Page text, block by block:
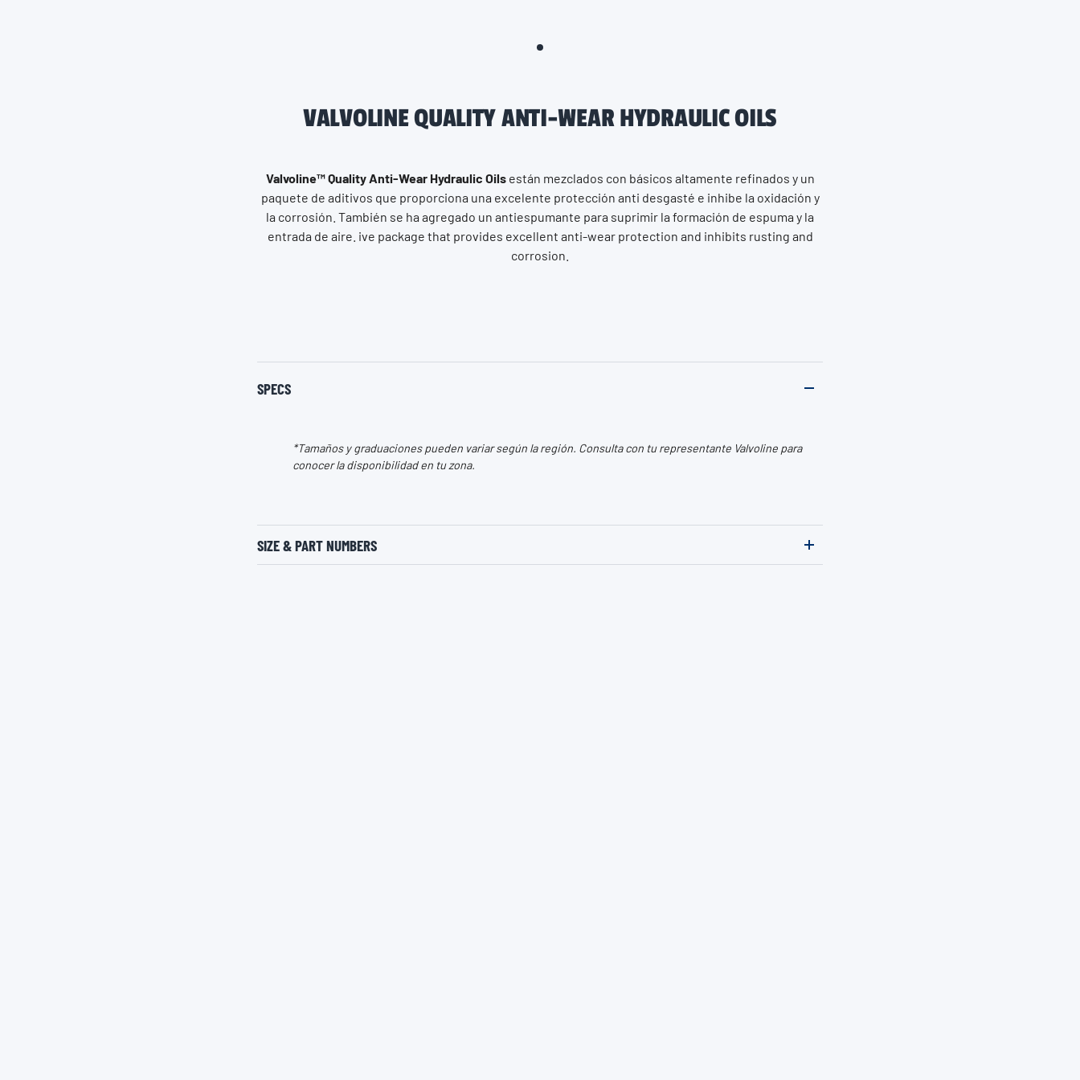
VALVOLINE QUALITY ANTI-WEAR HYDRAULIC OILS
Valvoline™ Quality Anti-Wear Hydraulic Oilsestán mezclados con básicos altamente refinados y un
paquete de aditivos que proporciona una excelente protección anti desgasté e inhibe la oxidación y
la corrosión. También se ha agregado un antiespumante para suprimir la formación de espuma y la
entrada de aire. ive package that provides excellent anti-wear protection and inhibits rusting and
corrosion.
SPECS
*Tamaños y graduaciones pueden variar según la región. Consulta con tu representante Valvoline para
conocer la disponibilidad en tu zona.
SIZE & PART NUMBERS